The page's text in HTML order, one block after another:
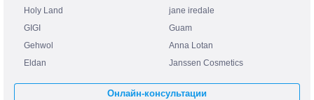
Holy Land
jane iredale
GIGI
Guam
Gehwol
Anna Lotan
Eldan
Janssen Cosmetics
Онлайн-консультации